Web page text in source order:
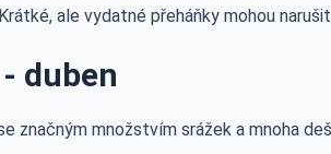
ale vydatné přeháňky mohou
duben
značným množstvím srážek a mnoha